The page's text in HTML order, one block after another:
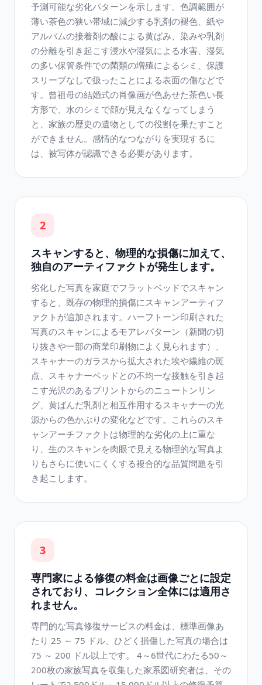
予測可能な劣化パターンを示します。色調範囲が
薄い茶色の狭い帯域に減少する乳剤の褪色、紙や
アルバムの接着剤の酸による黄ばみ、染みや乳剤
の分離を引き起こす浸水や湿気による水害、湿気
の多い保管条件での菌類の増殖によるシミ、保護
スリーブなしで扱ったことによる表面の傷などで
す。曾祖母の結婚式の肖像画が色あせた茶色い長
方形で、水のシミで顔が見えなくなってしまう
と、家族の歴史の遺物としての役割を果たすこと
ができません。感情的なつながりを実現するに
は、被写体が認識できる必要があります。
2
スキャンすると、物理的な損傷に加えて、
独自のアーティファクトが発生します。
劣化した写真を家庭でフラットベッドでスキャン
すると、既存の物理的損傷にスキャンアーティフ
ァクトが追加されます。ハーフトーン印刷された
写真のスキャンによるモアレパターン（新聞の切
り抜きや一部の商業印刷物によく見られます）、
スキャナーのガラスから拡大された埃や繊維の斑
点、スキャナーベッドとの不均一な接触を引き起
こす光沢のあるプリントからのニュートンリン
グ、黄ばんだ乳剤と相互作用するスキャナーの光
源からの色かぶりの変化などです。これらのスキ
ャンアーチファクトは物理的な劣化の上に重な
り、生のスキャンを肉眼で見える物理的な写真よ
りもさらに使いにくくする複合的な品質問題を引
き起こします。
3
専門家による修復の料金は画像ごとに設定
されており、コレクション全体には適用さ
れません。
専門的な写真修復サービスの料金は、標準画像あ
たり 25 ～ 75 ドル、ひどく損傷した写真の場合は
75 ～ 200 ドル以上です。 4～6世代にわたる50～
200枚の家族写真を収集した家系図研究者は、その